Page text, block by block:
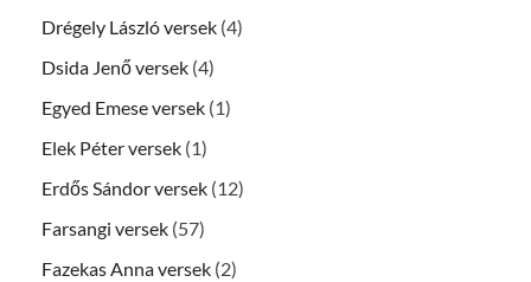
Drégely László versek (4)
Dsida Jenő versek (4)
Egyed Emese versek (1)
Elek Péter versek (1)
Erdős Sándor versek (12)
Farsangi versek (57)
Fazekas Anna versek (2)